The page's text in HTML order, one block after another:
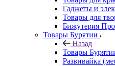
Гаджеты и
Товары для
Бижутерия
Товары Бурятии
Назад
Товары
Развивайка